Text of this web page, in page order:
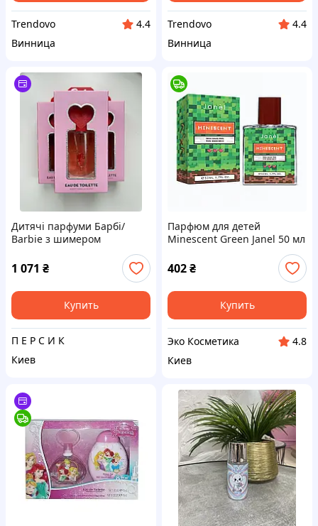
Trendovo
4.4
Винница
Trendovo
4.4
Винница
Дитячі парфуми Барбі/
Barbie з шимером
1 071 ₴
Купить
П Е Р С И К
Киев
Парфюм для детей
Minescent Green Janel 50 мл
402₴
Купить
Эко Косметика
4.8
Киев